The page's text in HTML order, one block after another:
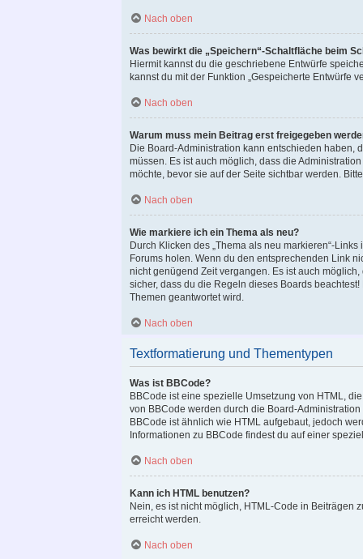
Nach oben
Was bewirkt die „Speichern“-Schaltfläche beim
Hiermit kannst du die geschriebene Entwürfe
kannst du mit der Funktion „Gespeicherte Entwürfe
Nach oben
Warum muss mein Beitrag erst freigegeben
Die Board-Administration kann entschieden haben,
müssen. Es ist auch möglich, dass die
möchte, bevor sie auf der Seite sichtbar werden.
Nach oben
Wie markiere ich ein Thema als neu?
Durch Klicken des „Thema als neu markieren“-
Forums holen. Wenn du den entsprechenden Link
nicht genügend Zeit vergangen. Es ist auch
sicher, dass du die Regeln dieses Boards
Themen geantwortet wird.
Nach oben
Textformatierung und Thementypen
Was ist BBCode?
BBCode ist eine spezielle Umsetzung von HTML,
von BBCode werden durch die Board-
BBCode ist ähnlich wie HTML aufgebaut, jedoch
Informationen zu BBCode findest du auf einer
Nach oben
Kann ich HTML benutzen?
Nein, es ist nicht möglich, HTML-Code in Beiträgen
erreicht werden.
Nach oben